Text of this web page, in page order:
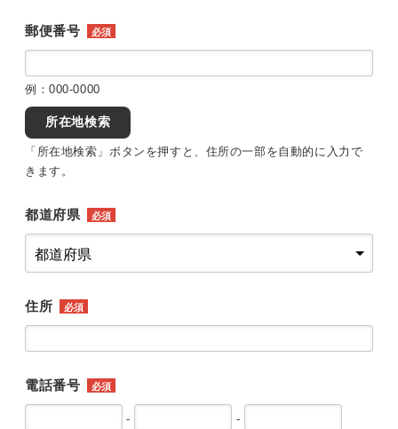
郵便番号 必須
例：000-0000
所在地検索
「所在地検索」ボタンを押すと、住所の一部を自動的に入力で
きます。
都道府県 必須
住所 必須
電話番号 必須
-
-